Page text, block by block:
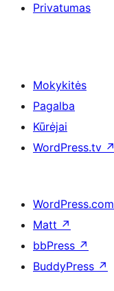
Privatumas
Mokykitės
Pagalba
Kūrėjai
WordPress.tv ↗
WordPress.com
Matt ↗
bbPress ↗
BuddyPress ↗